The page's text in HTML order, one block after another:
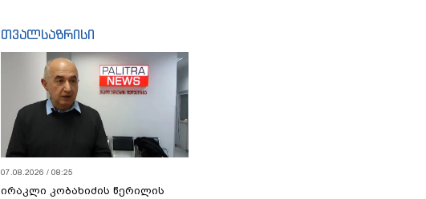
თვალსაზრისი
07.08.2026 / 08:25
ირაკლი კობახიძის წერილის